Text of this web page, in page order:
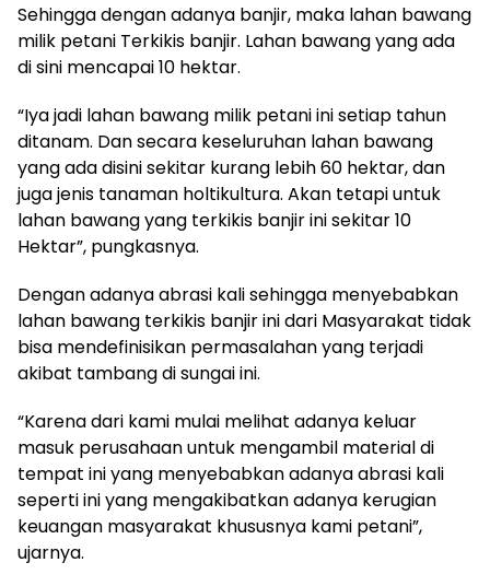
Sehingga dengan adanya banjir, maka lahan bawang
milik petani Terkikis banjir. Lahan bawang yang ada
di sini mencapai 10 hektar.
“Iya jadi lahan bawang milik petani ini setiap tahun
ditanam. Dan secara keseluruhan lahan bawang
yang ada disini sekitar kurang lebih 60 hektar, dan
juga jenis tanaman holtikultura. Akan tetapi untuk
lahan bawang yang terkikis banjir ini sekitar 10
Hektar”, pungkasnya.
Dengan adanya abrasi kali sehingga menyebabkan
lahan bawang terkikis banjir ini dari Masyarakat tidak
bisa mendefinisikan permasalahan yang terjadi
akibat tambang di sungai ini.
“Karena dari kami mulai melihat adanya keluar
masuk perusahaan untuk mengambil material di
tempat ini yang menyebabkan adanya abrasi kali
seperti ini yang mengakibatkan adanya kerugian
keuangan masyarakat khususnya kami petani”,
ujarnya.